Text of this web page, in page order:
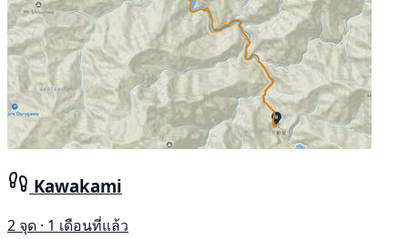
Kawakami
2 จุด · 1 เดือนที่แล้ว